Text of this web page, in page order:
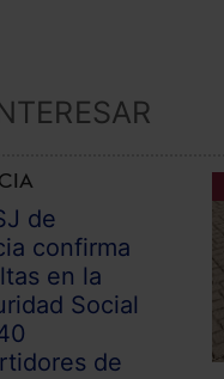
de
confirma
en la
Social
de